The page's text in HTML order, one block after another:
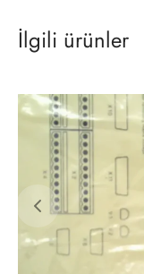
İlgili ürünler